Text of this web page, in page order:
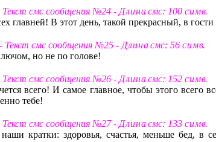
смс сообщения №24 - Д л и н асмс: 100 с и м в.
главней! В этот день, такой прекрасный, в гости
смс сообщения №25 - Д л и н асмс: 56 с и м в.
но не по голове!
смс сообщения №26 - Д л и н асмс: 152 с и м в.
всего! И самое главное, чтобы этого всего
тебе!
смс сообщения №27 - Д л и н асмс: 133 с и м в.
кратки: здоровья, счастья, меньше бед, в